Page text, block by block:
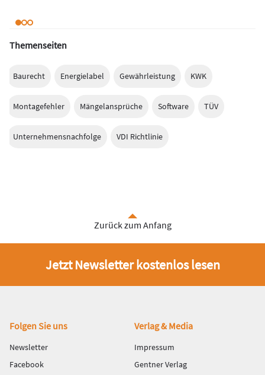
Themenseiten
Baurecht Energielabel Gewährleistung KWK
Montagefehler Mängelansprüche Software TÜV
Unternehmensnachfolge VDI Richtlinie
Zurück zum Anfang
Jetzt Newsletter kostenlos lesen
Fußbereich
Folgen Sie uns
Newsletter
Facebook
Verlag & Media
Impressum
Gentner Verlag